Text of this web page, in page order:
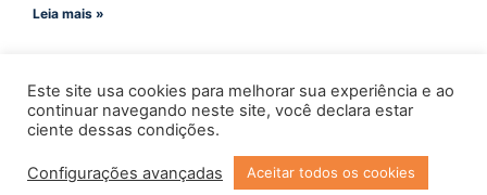
Leia mais »
Copyright © 2023 Todos os Direitos Reservados
Este site usa cookies para melhorar sua experiência e ao
continuar navegando neste site, você declara estar
ciente dessas condições.
Configurações avançadas Aceitar todos os cookies